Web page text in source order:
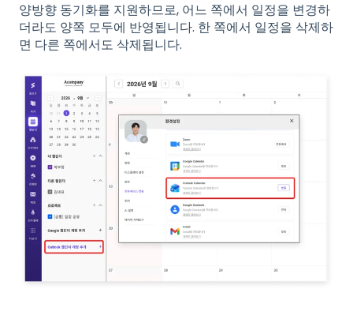
양방향 동기화를 지원하므로, 어느 쪽에서 일정을 변경하
더라도 양쪽 모두에 반영됩니다. 한 쪽에서 일정을 삭제하
면 다른 쪽에서도 삭제됩니다.